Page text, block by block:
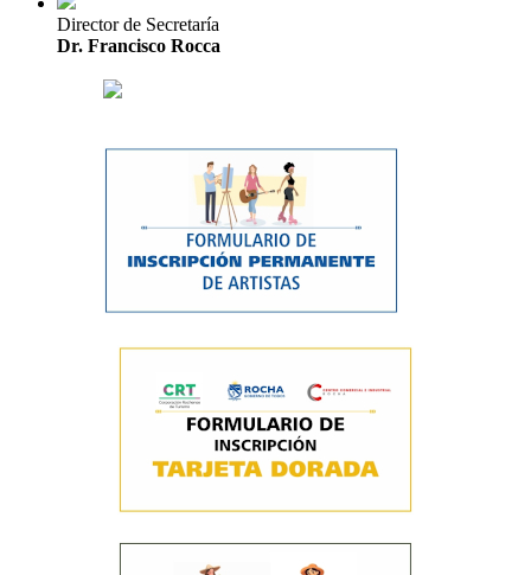
Director de Secretaría
Dr. Francisco Rocca